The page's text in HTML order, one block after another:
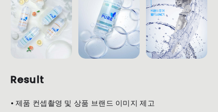
Result
⦁ 제품 컨셉촬영 및 상품 브랜드 이미지 제고